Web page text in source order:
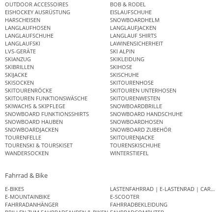
OUTDOOR ACCESSOIRES
BOB & RODEL
EISHOCKEY AUSRÜSTUNG
EISLAUFSCHUHE
HARSCHEISEN
SNOWBOARDHELM
LANGLAUFHOSEN
LANGLAUFJACKEN
LANGLAUFSCHUHE
LANGLAUF SHIRTS
LANGLAUFSKI
LAWINENSICHERHEIT
LVS-GERÄTE
SKI ALPIN
SKIANZUG
SKIKLEIDUNG
SKIBRILLEN
SKIHOSE
SKIJACKE
SKISCHUHE
SKISOCKEN
SKITOURENHOSE
SKITOURENRÖCKE
SKITOUREN UNTERHOSEN
SKITOUREN FUNKTIONSWÄSCHE
SKITOURENWESTEN
SKIWACHS & SKIPFLEGE
SNOWBOARDBRILLE
SNOWBOARD FUNKTIONSSHIRTS
SNOWBOARD HANDSCHUHE
SNOWBOARD HAUBEN
SNOWBOARDHOSEN
SNOWBOARDJACKEN
SNOWBOARD ZUBEHÖR
TOURENFELLE
SKITOURENJACKE
TOURENSKI & TOURSKISET
TOURENSKISCHUHE
WANDERSOCKEN
WINTERSTIEFEL
Fahrrad & Bike
E-BIKES
LASTENFAHRRAD | E-LASTENRAD |
E-MOUNTAINBIKE
E-SCOOTER
FAHRRADANHÄNGER
FAHRRADBEKLEIDUNG